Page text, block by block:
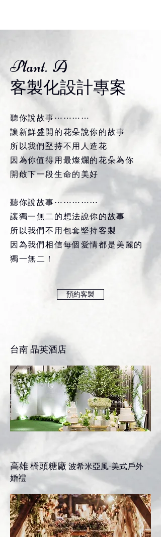
​Plant. A
客製化設計專案
聽你說故事⋯⋯⋯⋯
讓新鮮盛開的花朵說你的故事
所以我們堅持不用人造花
因為你值得用最燦爛的花朵為你
開啟下一段生命的美好
聽你說故事⋯⋯⋯⋯⋯
讓獨一無二的想法說你的故事
所以我們不用包套堅持客製
因為我們相信每個愛情都是美麗的
獨一無二！
預約客製
台南 晶英酒店
​高雄 橋頭糖廠 波希米亞風-美式戶外
婚禮